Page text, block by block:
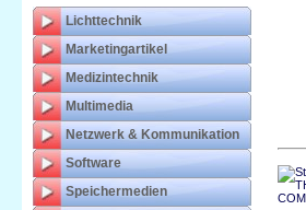
Lichttechnik
Marketingartikel
Medizintechnik
Multimedia
Netzwerk & Kommunikation
Software
Speichermedien